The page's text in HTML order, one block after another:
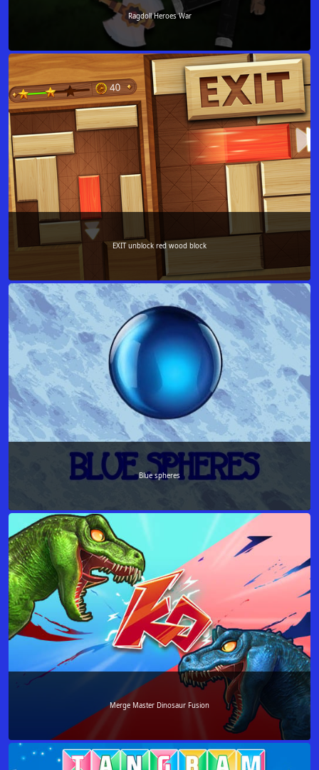
Ragdoll Heroes War
EXIT unblock red wood block
Blue spheres
Merge Master Dinosaur Fusion